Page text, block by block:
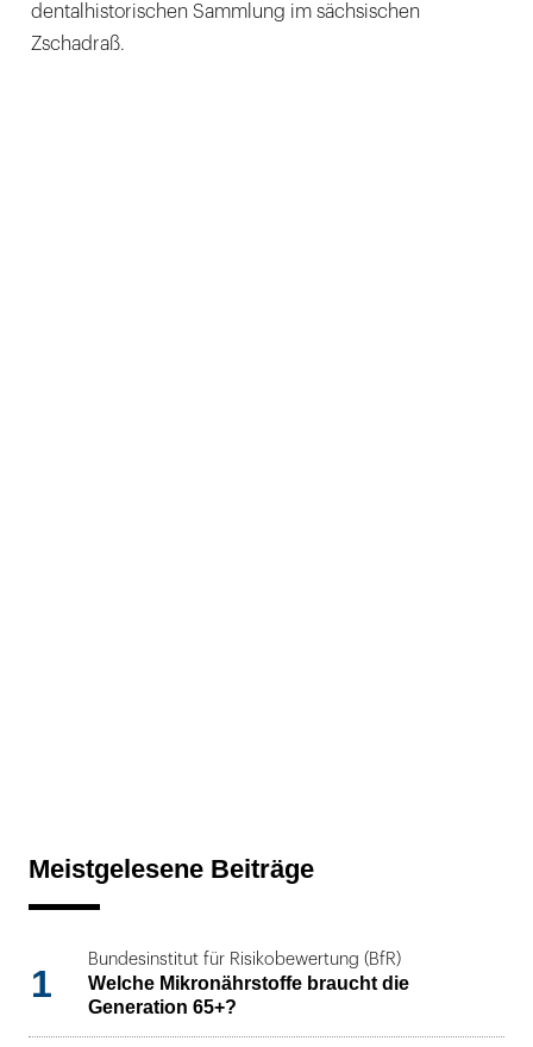
dentalhistorischen Sammlung im sächsischen
Zschadraß.
Meistgelesene Beiträge
1
Bundesinstitut für Risikobewertung (BfR)
Welche Mikronährstoffe braucht die
Generation 65+?